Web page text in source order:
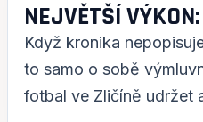
NEJVĚTŠÍ
Když kronika
to samo o sobě
fotbal ve Zličíně udržet